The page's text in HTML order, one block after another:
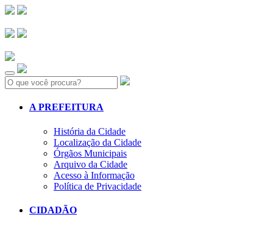
Search:
A PREFEITURA
História da Cidade
Localização da Cidade
Órgãos Municipais
Arquivo da Cidade
Acesso à Informação
Política de Privacidade
CIDADÃO